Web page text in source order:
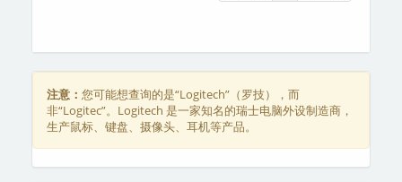
注意： 您可能想查询的是“Logitech”（罗技），而
非“Logitec”。Logitech 是一家知名的瑞士电脑外设制造商，
生产鼠标、键盘、摄像头、耳机等产品。